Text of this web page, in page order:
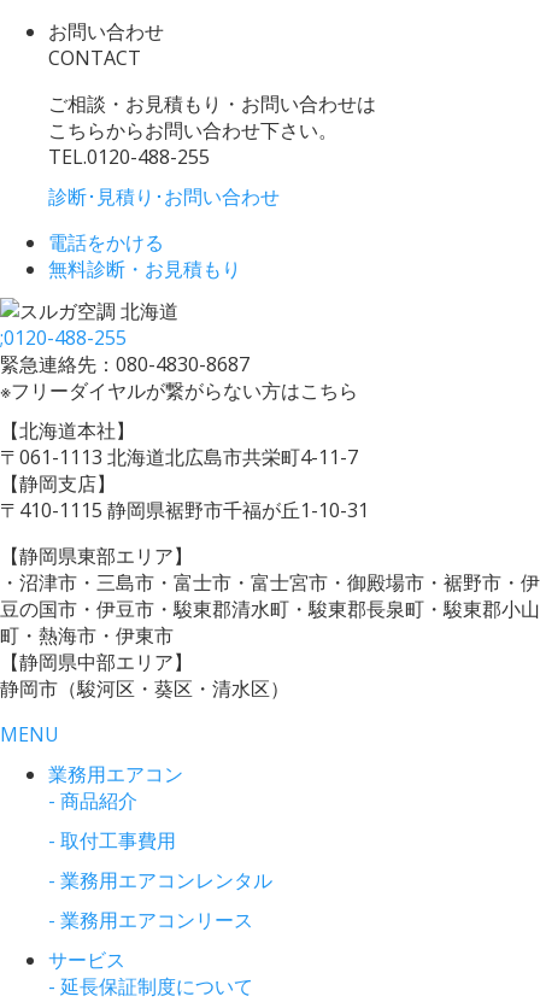
お問い合わせ
CONTACT
ご相談・お見積もり・お問い合わせは
こちらからお問い合わせ下さい。
TEL.0120-488-255
診断･見積り･お問い合わせ
電話をかける
無料診断・お見積もり
;0120-488-255
緊急連絡先：080-4830-8687
※フリーダイヤルが繋がらない方はこちら
【北海道本社】
〒061-1113 北海道北広島市共栄町4-11-7
【静岡支店】
〒410-1115 静岡県裾野市千福が丘1-10-31
【静岡県東部エリア】
・沼津市・三島市・富士市・富士宮市・御殿場市・裾野市・伊
豆の国市・伊豆市・駿東郡清水町・駿東郡長泉町・駿東郡小山
町・熱海市・伊東市
【静岡県中部エリア】
静岡市（駿河区・葵区・清水区）
MENU
業務用エアコン
- 商品紹介
- 取付工事費用
- 業務用エアコンレンタル
- 業務用エアコンリース
サービス
- 延長保証制度について